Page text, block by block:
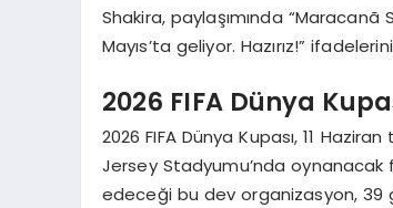
Shakira, paylaşımında “Maracanã
Mayıs’ta geliyor. Hazırız!”
2026 FIFA Dünya
2026 FIFA Dünya Kupası, 11
Jersey Stadyumu’nda
edeceği bu dev organizasyon, 39